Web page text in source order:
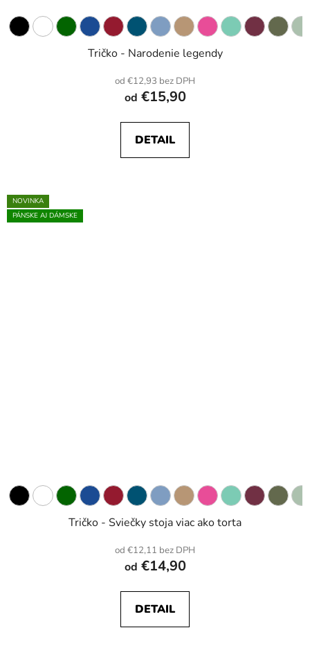
Tričko - Narodenie legendy
od €12,93 bez DPH
od €15,90
DETAIL
NOVINKA
PÁNSKE AJ DÁMSKE
Tričko - Sviečky stoja viac ako torta
od €12,11 bez DPH
od €14,90
DETAIL